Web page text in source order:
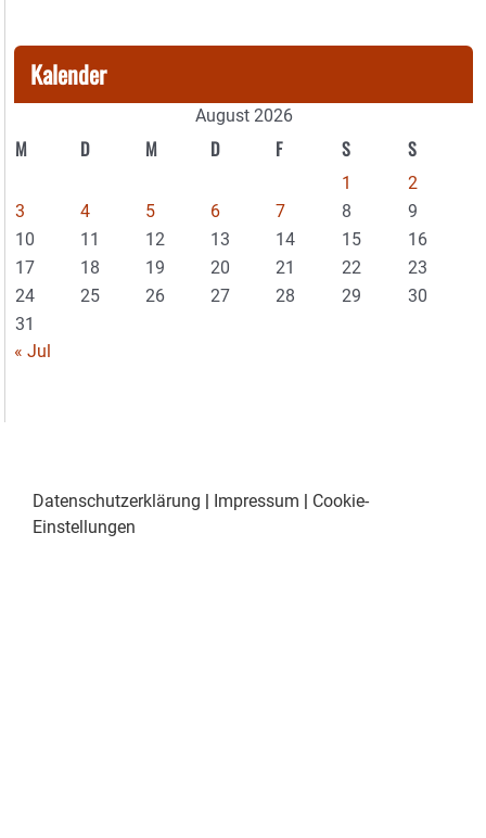
Kalender
August 2026
M D M D F S S
1
2
3
4 5 6 7 8
9
10
11 12 13 14 15
16
17
18 19 20 21 22
23
24
25 26 27 28 29
30
31
« Jul
Datenschutzerklärung | Impressum | Cookie-
Einstellungen